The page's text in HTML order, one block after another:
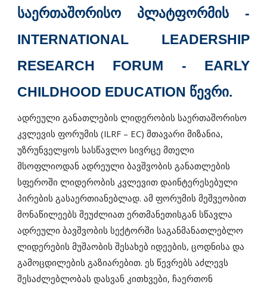
ᲡᲐᲔᲠᲗᲐᲨᲝᲠᲘᲡᲝ ᲞᲚᲐᲢᲤᲝᲠᲛᲘᲡ -
INTERNATIONAL LEADERSHIP
RESEARCH FORUM - EARLY
CHILDHOOD EDUCATION ᲬᲔᲕᲠᲘ.
ადრეული განათლების ლიდერობის საერთაშორისო
კვლევის ფორუმის (ILRF – EC) მთავარი მიზანია,
უზრუნველყოს სასწავლო სივრცე მთელი
მსოფლიოდან ადრეული ბავშვობის განათლების
სფეროში ლიდერობის კვლევით დაინტერესებული
პირების გასაერთიანებლად. ამ ფორუმის მეშვეობით
მონაწილეებს შეუძლიათ ერთმანეთისგან სწავლა
ადრეული ბავშვობის სექტორში საგანმანათლებლო
ლიდერების მუშაობის შესახებ იდეების, ცოდნისა და
გამოცდილების გაზიარებით. ეს წევრებს აძლევს
შესაძლებლობას დასვან კითხვები, ჩაერთონ